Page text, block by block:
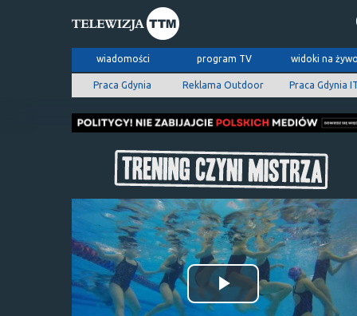
wiadomości program TV widoki na
Praca Gdynia Reklama Outdoor Praca Gdynia
Odtwórz